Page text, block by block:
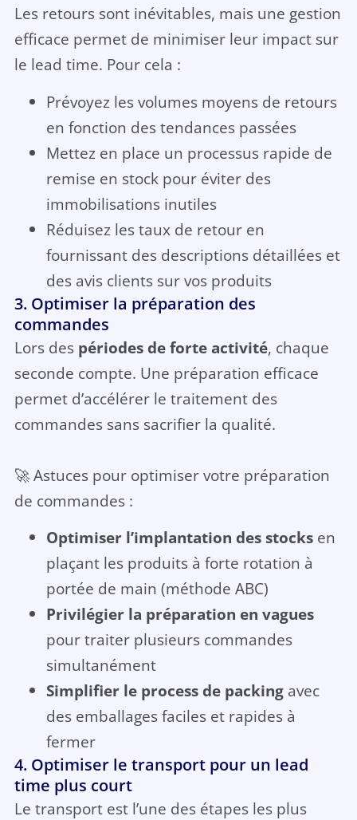
Les retours sont inévitables, mais une gestion
efficace permet de minimiser leur impact sur
le lead time. Pour cela :
Prévoyez les volumes moyens de retours
en fonction des tendances passées
Mettez en place un processus rapide de
remise en stock pour éviter des
immobilisations inutiles
Réduisez les taux de retour en
fournissant des descriptions détaillées et
des avis clients sur vos produits
3. Optimiser la préparation des
commandes
Lors des périodes de forte activité, chaque
seconde compte. Une préparation efficace
permet d’accélérer le traitement des
commandes sans sacrifier la qualité.
🚀 Astuces pour optimiser votre préparation
de commandes :
Optimiser l’implantation des stocksen
plaçant les produits à forte rotation à
portée de main (méthode ABC)
Privilégier la préparation en vagues
pour traiter plusieurs commandes
simultanément
Simplifier le process de packingavec
des emballages faciles et rapides à
fermer
4. Optimiser le transport pour un lead
time plus court
Le transport est l’une des étapes les plus